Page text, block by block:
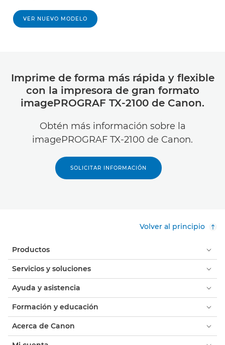
VER NUEVO MODELO
Imprime de forma más rápida y flexible
con la impresora de gran formato
imagePROGRAF TX-2100 de Canon.
Obtén más información sobre la
imagePROGRAF TX-2100 de Canon.
SOLICITAR INFORMACIÓN
Volver al principio
Productos
Servicios y soluciones
Ayuda y asistencia
Formación y educación
Acerca de Canon